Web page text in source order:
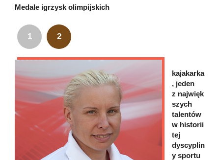
Medale igrzysk olimpijskich
1 2
kajakarka
, jeden
z najwięk
szych
talentów
w historii
tej
dyscyplin
y sportu